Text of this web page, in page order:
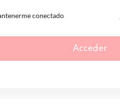
conectado
Acceder